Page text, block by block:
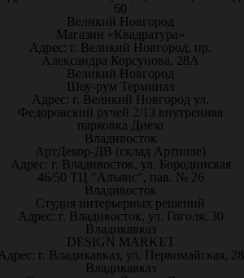
60
Великий Новгород
Магазин «Квадратура»
Адрес: г. Великий Новгород, пр.
Александра Корсунова, 28А
Великий Новгород
Шоу-рум Терминал
Адрес: г. Великий Новгород ул.
Федоровский ручей 2/13 внутренняя
парковка Диеза
Владивосток
АртДекор-ДВ (склад Артполе)
Адрес: г. Владивосток, ул. Бородинская
46/50 ТЦ "Альянс", пав. № 26
Владивосток
Студия интерьерных решений
Адрес: г. Владивосток, ул. Гоголя, 30
Владикавказ
DESIGN MARKET
г. Владикавказ, ул. Первомайская, 28
Владикавказ